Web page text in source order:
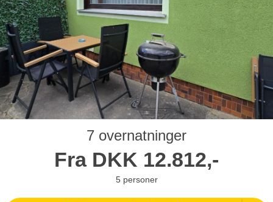
7 overnatninger
Fra DKK 12.812,-
5 personer